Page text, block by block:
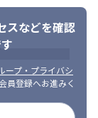
来る方
ができる方
る人
自信がある人
スなどを確認
ープ・プライバシ
員登録へお進みく